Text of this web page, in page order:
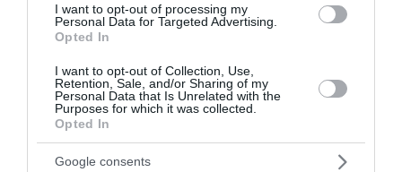
I want to opt-out of processing my
Personal Data for Targeted Advertising.
Opted In
I want to opt-out of Collection, Use,
Retention, Sale, and/or Sharing of my
Personal Data that Is Unrelated with the
Purposes for which it was collected.
Opted In
Google consents
Αγώνας δρόμου για την παράκαμψη των